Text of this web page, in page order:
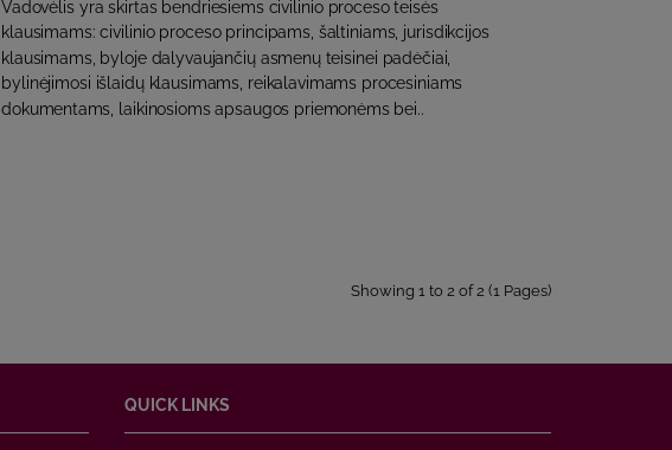
Vadovėlis yra skirtas bendriesiems civilinio proceso teisės
klausimams: civilinio proceso principams, šaltiniams, jurisdikcijos
klausimams, byloje dalyvaujančių asmenų teisinei padėčiai,
bylinėjimosi išlaidų klausimams, reikalavimams procesiniams
dokumentams, laikinosioms apsaugos priemonėms bei..
Showing 1 to 2 of 2 (1 Pages)
QUICK LINKS